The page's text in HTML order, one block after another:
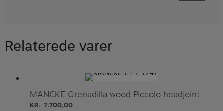
Relaterede varer
MANCKE Grenadilla wood Piccolo headjoint
KR. 7.700,00